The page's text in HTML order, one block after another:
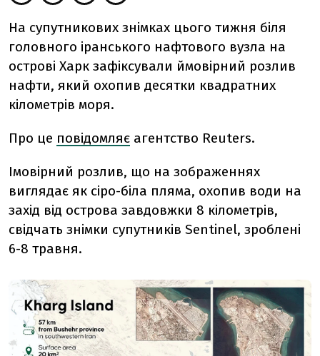
На супутникових знімках цього тижня біля
головного іранського нафтового вузла на
острові Харк зафіксували ймовірний розлив
нафти, який охопив десятки квадратних
кілометрів моря.
Про це повідомляє агентство Reuters.
Імовірний розлив, що на зображеннях
виглядає як сіро-біла пляма, охопив води на
захід від острова завдовжки 8 кілометрів,
свідчать знімки супутників Sentinel, зроблені
6-8 травня.